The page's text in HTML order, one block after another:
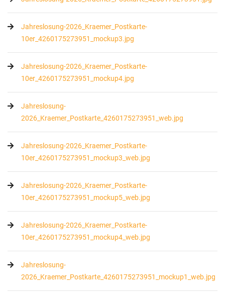
Jahreslosung-2026_Kraemer_Postkarte-
10er_4260175273951_mockup3.jpg
Jahreslosung-2026_Kraemer_Postkarte-
10er_4260175273951_mockup4.jpg
Jahreslosung-
2026_Kraemer_Postkarte_4260175273951_web.jpg
Jahreslosung-2026_Kraemer_Postkarte-
10er_4260175273951_mockup3_web.jpg
Jahreslosung-2026_Kraemer_Postkarte-
10er_4260175273951_mockup5_web.jpg
Jahreslosung-2026_Kraemer_Postkarte-
10er_4260175273951_mockup4_web.jpg
Jahreslosung-
2026_Kraemer_Postkarte_4260175273951_mockup1_web.jpg